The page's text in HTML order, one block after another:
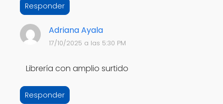
Responder
Adriana Ayala
17/10/2025 a las 5:30 PM
Librería con amplio surtido
Responder